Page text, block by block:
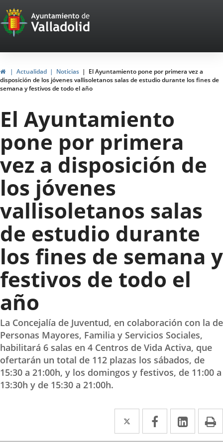
Portal
Web
del
Ayuntamiento
de
Valladolid
HomeActualidad Noticias
El Ayuntamiento pone por primera vez a
disposición de los jóvenes vallisoletanos salas de estudio durante los fines de
semana y festivos de todo el año
El Ayuntamiento
pone por primera
vez a disposición de
los jóvenes
vallisoletanos salas
de estudio durante
los fines de semana y
festivos de todo el
año
La Concejalía de Juventud, en colaboración con la de
Personas Mayores, Familia y Servicios Sociales,
habilitará 6 salas en 4 Centros de Vida Activa, que
ofertarán un total de 112 plazas los sábados, de
15:30 a 21:00h, y los domingos y festivos, de 11:00 a
13:30h y de 15:30 a 21:00h.
Twitter
Enlace
a
Facebook
Enlace
a
Enlace
a